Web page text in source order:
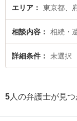
幸一法律事務所の木村
談したい』『公正証書遺
検索したい』『初回相談
の弁護士に相談予約し
エリア 東京都、
相談内容 相続・
詳細条件 未選択
5 人の弁護士が見